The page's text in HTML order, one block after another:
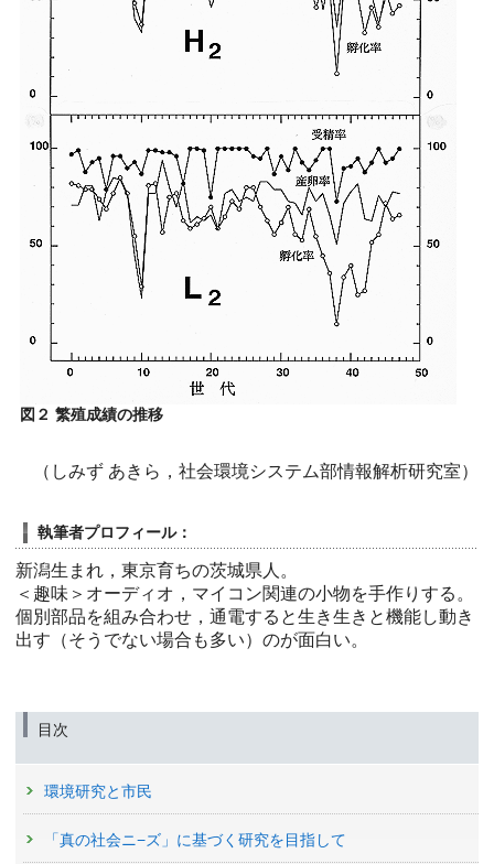
図２ 繁殖成績の推移
（しみず あきら，社会環境システム部情報解析研究室）
執筆者プロフィール：
新潟生まれ，東京育ちの茨城県人。
＜趣味＞オーディオ，マイコン関連の小物を手作りする。
個別部品を組み合わせ，通電すると生き生きと機能し動き
出す（そうでない場合も多い）のが面白い。
目次
環境研究と市民
「真の社会ニ−ズ」に基づく研究を目指して